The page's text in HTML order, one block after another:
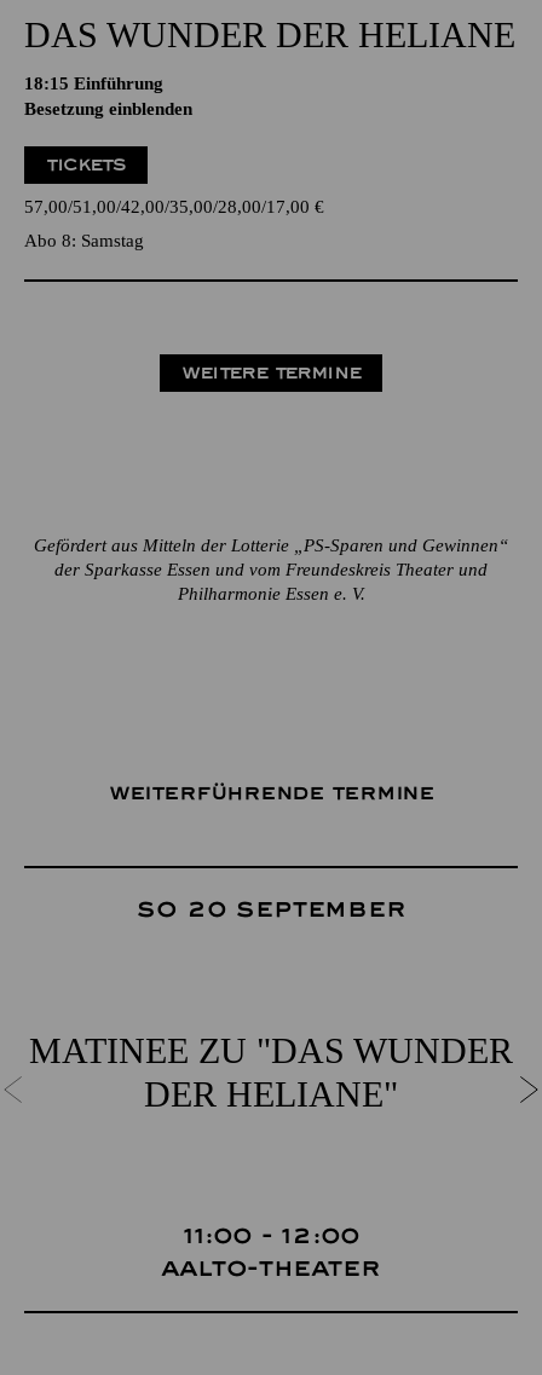
DAS WUNDER DER HELIANE
18:15 Einführung
Besetzung einblenden
TICKETS
57,00 51,00 42,00 35,00 28,00 17,00 €
Abo 8: Samstag
WEITERE TERMINE
Gefördert aus Mitteln der Lotterie „PS-Sparen und Gewinnen“
der Sparkasse Essen und vom Freundeskreis Theater und
Philharmonie Essen e. V.
Weiterführende Termine
So 20 September
MATINEE ZU "DAS WUNDER
DER HELIANE"
11:00 - 12:00
Aalto-Theater